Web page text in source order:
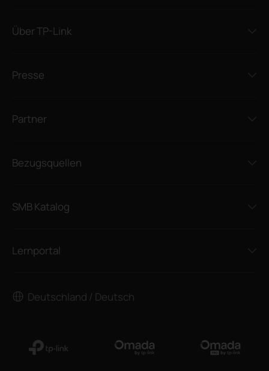
Über TP-Link
Presse
Partner
Bezugsquellen
SMB Katalog
Lernportal
Deutschland / Deutsch